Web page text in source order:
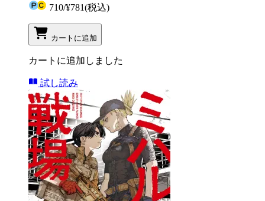
710/¥781(税込)
カートに追加
カートに追加しました
試し読み